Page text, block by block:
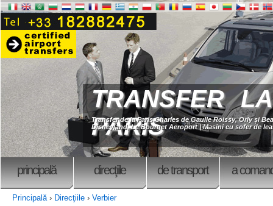
TRANSFER LA
PARIS
Transfer de la Paris Charles de Gaulle Roissy, Orly și
Disneyland, Le Bourget Aeroport | Masini cu sofer de
principală direcţiile de transport a
Principală› Direcţiile › Verbier